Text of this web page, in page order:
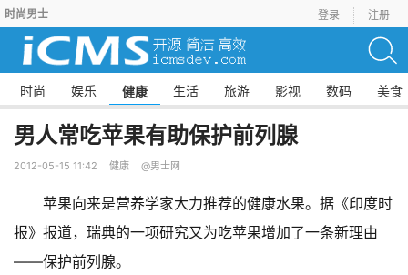
时尚男士 登录 注册
时尚 娱乐 健康 生活 旅游 影视 数码 美食
男人常吃苹果有助保护前列腺
2012-05-15 11:42 健康 @男士网
苹果向来是营养学家大力推荐的健康水果。据《印度时
报》报道，瑞典的一项研究又为吃苹果增加了一条新理由
——保护前列腺。